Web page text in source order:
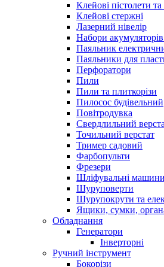
Клейові пістолети та
Клейові стержні
Лазерний нівелір
Набори
Паяльник
Паяльники для
Перфоратори
Пили
Пили та плиткорізи
Пилосос будівельний
Повітродувка
Свердлильний
Точильний верстат
Тример садовий
Фарбопульти
Фрезери
Шліфувальні машини
Шуруповерти
Шурупокрути та
Ящики, сумки,
Обладнання
Генератори
Інверторні
Ручний інструмент
Бокорізи